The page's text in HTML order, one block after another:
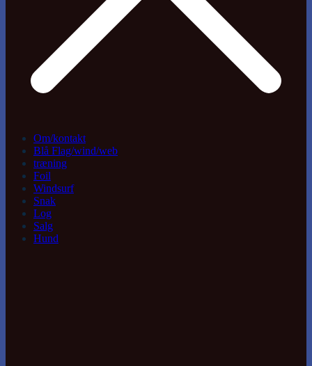
Om/kontakt
Blå Flag/wind/web
træning
Foil
Windsurf
Snak
Log
Salg
Hund